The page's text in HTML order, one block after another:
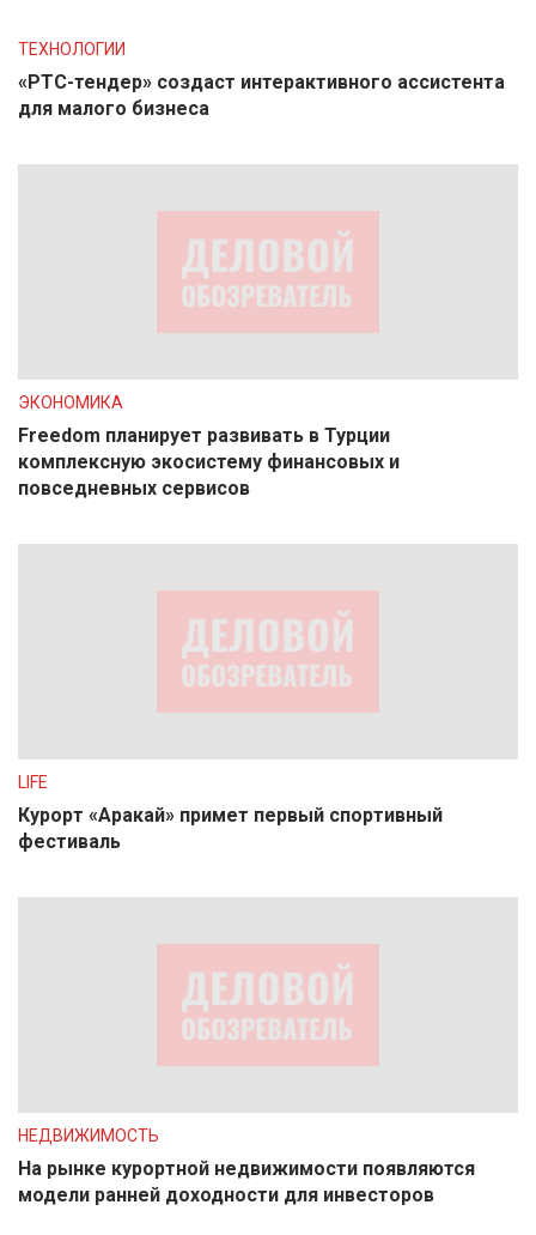
ТЕХНОЛОГИИ
«РТС-тендер» создаст интерактивного ассистента
для малого бизнеса
ЭКОНОМИКА
Freedom планирует развивать в Турции
комплексную экосистему финансовых и
повседневных сервисов
LIFE
Курорт «Аракай» примет первый спортивный
фестиваль
НЕДВИЖИМОСТЬ
На рынке курортной недвижимости появляются
модели ранней доходности для инвесторов